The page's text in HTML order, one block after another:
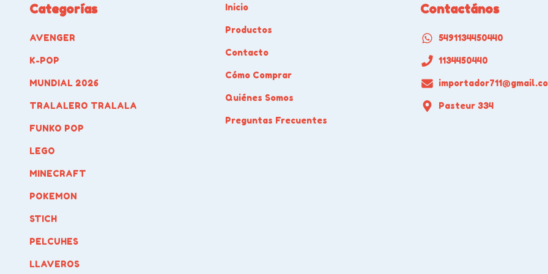
Categorías
AVENGER
K-POP
MUNDIAL 2026
TRALALERO TRALALA
FUNKO POP
LEGO
MINECRAFT
POKEMON
STICH
PELCUHES
LLAVEROS
Inicio
Productos
Contacto
Cómo Comprar
Quiénes Somos
Preguntas Frecuentes
Contactános
5491134450440
1134450440
Pasteur 334